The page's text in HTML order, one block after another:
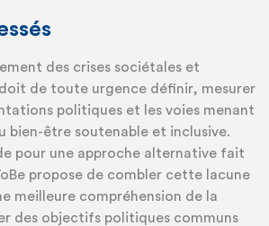
des crises sociétales et
doit de toute urgence définir, mesurer
politiques et les voies menant
bien-être soutenable et inclusive.
pour une approche alternative fait
propose de combler cette lacune
meilleure compréhension de la
des objectifs politiques communs